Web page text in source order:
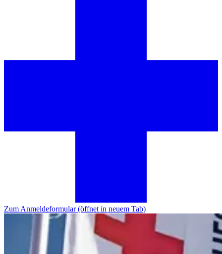
Zum Anmeldeformular(öffnet in neuem Tab)